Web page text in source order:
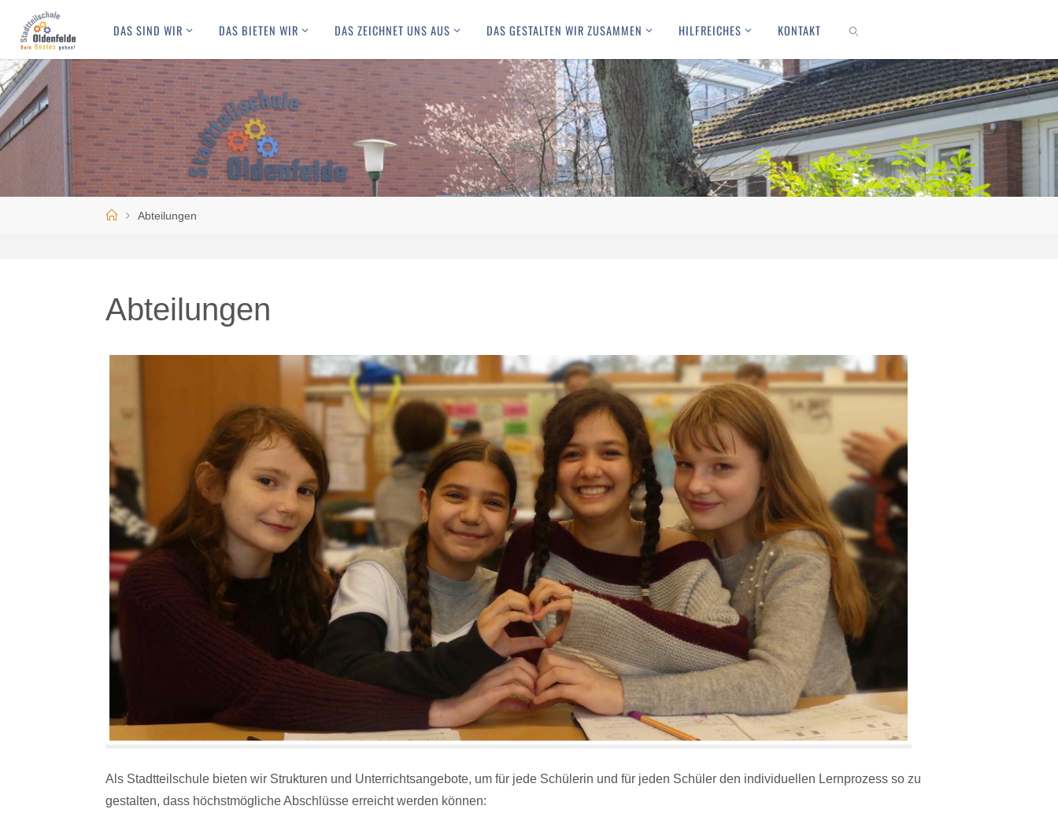
content
DAS SIND WIR DAS BIETEN WIR DAS ZEICHNET UNS AUS DAS GESTALTEN WIR ZUSAMMEN HILFREICHES KONTAKT
SEARCH
HomeAbteilungen
Abteilungen
Als Stadtteilschule bieten wir Strukturen und Unterrichtsangebote, um für jede Schülerin und für jeden Schüler den individuellen Lernprozess so zu
gestalten, dass höchstmögliche Abschlüsse erreicht werden können: